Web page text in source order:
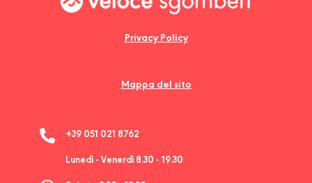
Privacy Policy
Mappa del sito
+39 051 021 8762
Lunedì - Venerdì 8.30 - 19.30